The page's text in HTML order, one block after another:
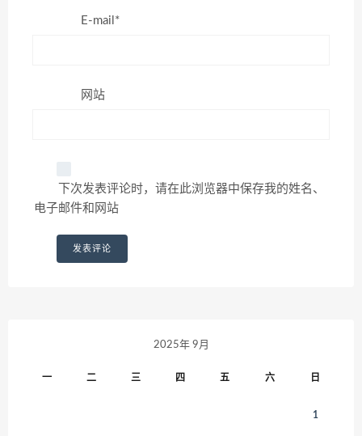
E-mail*
网站
下次发表评论时，请在此浏览器中保存我的姓名、
电子邮件和网站
2025年 9月
一 二 三 四 五 六 日
1